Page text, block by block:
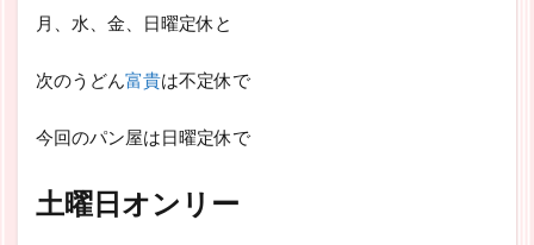
月、水、金、日曜定休と
次のうどん富貴は不定休で
今回のパン屋は日曜定休で
土曜日オンリー